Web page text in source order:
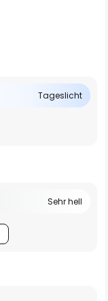
Tageslicht
Sehr hell